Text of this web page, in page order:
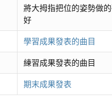
將大拇指把位的姿勢做
好
學習成果發表的曲目
練習成果發表的曲目
期末成果發表